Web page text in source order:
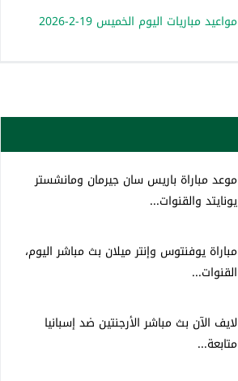
مواعيد مباريات اليوم الخميس 19-2-2026
موعد مباراة باريس سان جيرمان ومانشستر
يونايتد والقنوات...
مباراة يوفنتوس وإنتر ميلان بث مباشر اليوم،
القنوات...
لايف الآن بث مباشر الأرجنتين ضد إسبانيا
متابعة...